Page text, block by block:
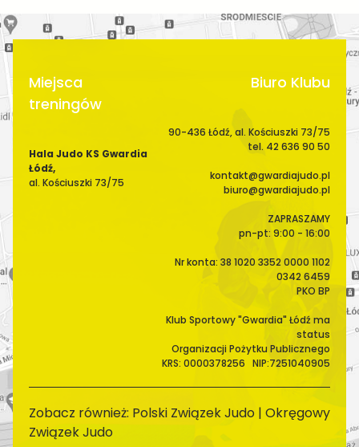
Miejsca
treningów
Hala Judo KS Gwardia
Łódź,
al. Kościuszki 73/75
Biuro Klubu
90-436 Łódź, al. Kościuszki 73/75
tel. 42 636 90 50
kontakt@gwardiajudo.pl
biuro@gwardiajudo.pl
ZAPRASZAMY
pn-pt: 9:00 - 16:00
Nr konta: 38 1020 3352 0000 1102
0342 6459
PKO BP
Klub Sportowy "Gwardia" Łódź ma
status
Organizacji Pożytku Publicznego
KRS: 0000378256 NIP:7251040905
Zobacz również: Polski Związek Judo | Okręgowy
Związek Judo